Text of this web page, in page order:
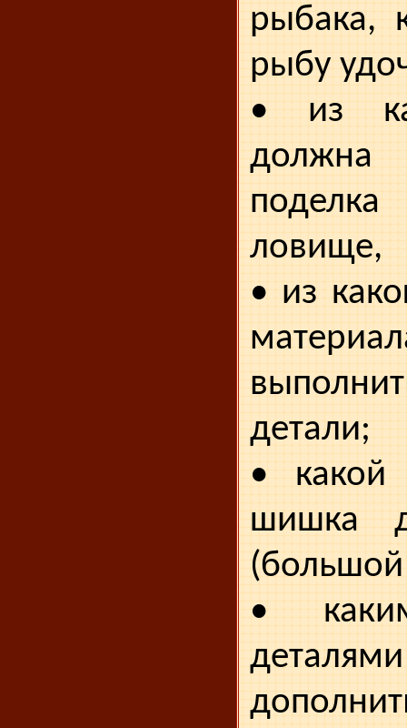
ры­бака,
рыбу
• из
ловище,
• из
детали;
• какой
шишка
(большой
•